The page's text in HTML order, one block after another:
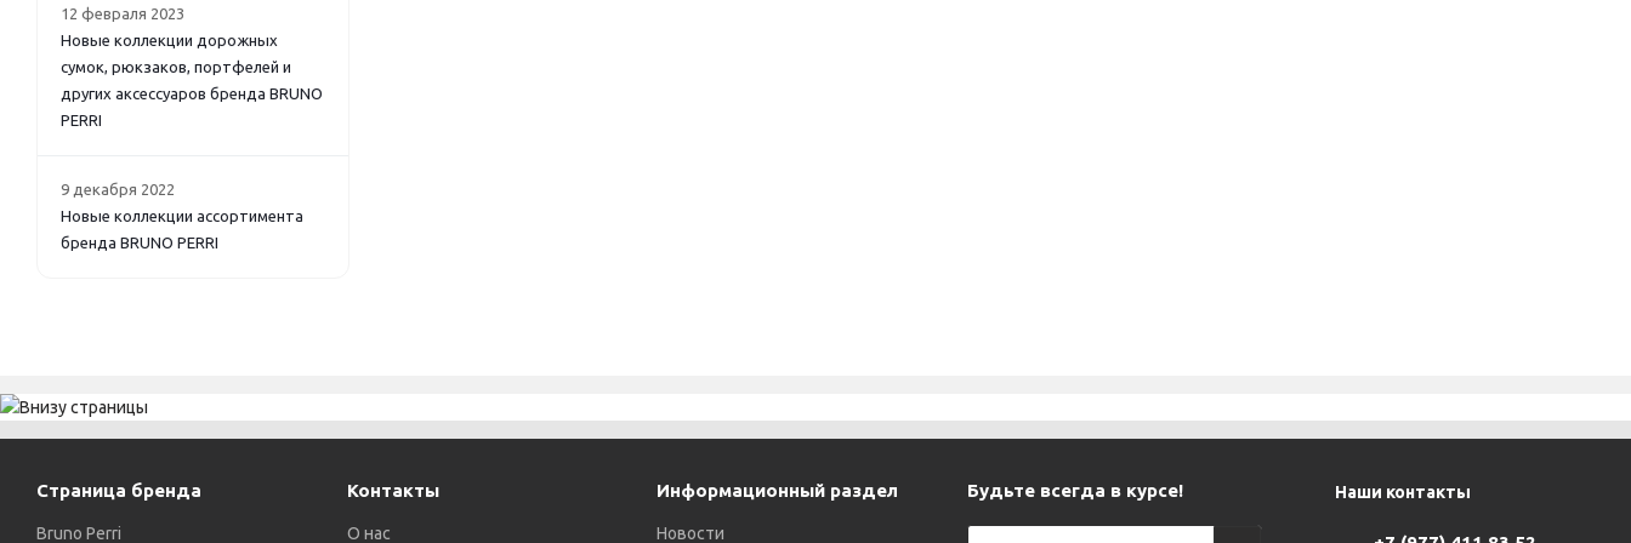
12 февраля 2023
Новые коллекции дорожных
сумок, рюкзаков, портфелей и
других аксессуаров бренда BRUNO
PERRI
9 декабря 2022
Новые коллекции ассортимента
бренда BRUNO PERRI
Страница бренда
Bruno Perri
Контакты
О нас
Информационный раздел
Новости
Будьте всегда в курсе! Наши контакты